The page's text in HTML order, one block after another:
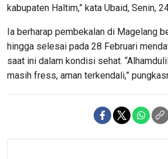
kabupaten Haltim,” kata Ubaid, Senin,
Ia berharap pembekalan di Magelang
hingga selesai pada 28 Februari
saat ini dalam kondisi sehat.
masih fress, aman terkendali,”